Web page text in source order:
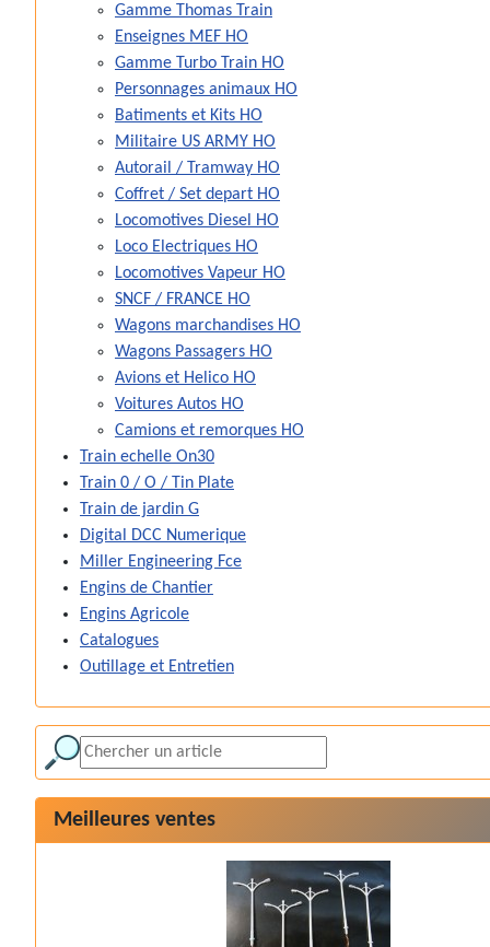
Gamme Thomas Train
Enseignes MEF HO
Gamme Turbo Train HO
Personnages animaux HO
Batiments et Kits HO
Militaire US ARMY HO
Autorail / Tramway HO
Coffret / Set depart HO
Locomotives Diesel HO
Loco Electriques HO
Locomotives Vapeur HO
SNCF / FRANCE HO
Wagons marchandises HO
Wagons Passagers HO
Avions et Helico HO
Voitures Autos HO
Camions et remorques HO
Train echelle On30
Train 0 / O / Tin Plate
Train de jardin G
Digital DCC Numerique
Miller Engineering Fce
Engins de Chantier
Engins Agricole
Catalogues
Outillage et Entretien
Meilleures ventes